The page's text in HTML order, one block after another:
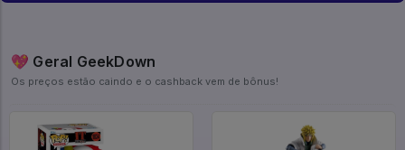
💖 Geral GeekDown
Os preços estão caindo e o cashback vem de bônus!